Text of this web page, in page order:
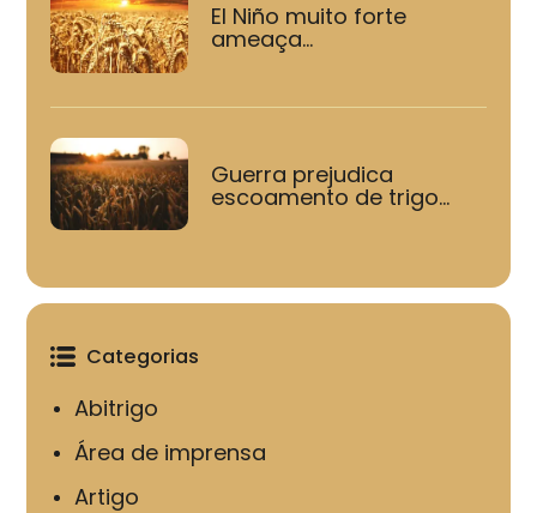
El Niño muito forte
ameaça...
Guerra prejudica
escoamento de trigo...
Categorias
Abitrigo
Área de imprensa
Artigo